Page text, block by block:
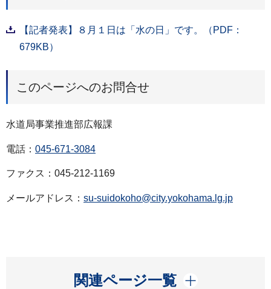
【記者発表】８月１日は「水の日」です。（PDF：
679KB）
このページへのお問合せ
水道局事業推進部広報課
電話： 045-671-3084
ファクス：045-212-1169
メールアドレス： su-suidokoho@city.yokohama.lg.jp
関連ページ一覧
開く